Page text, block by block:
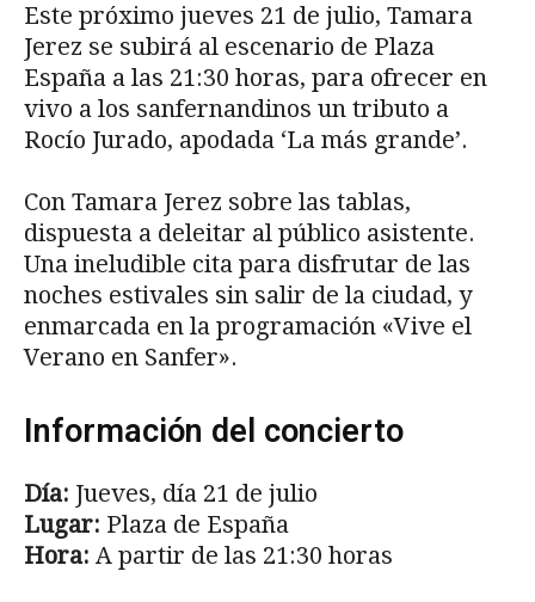
Este próximo jueves 21 de julio, Tamara
Jerez se subirá al escenario de Plaza
España a las 21:30 horas, para ofrecer en
vivo a los sanfernandinos un tributo a
Rocío Jurado, apodada ‘La más grande’.
Con Tamara Jerez sobre las tablas,
dispuesta a deleitar al público asistente.
Una ineludible cita para disfrutar de las
noches estivales sin salir de la ciudad, y
enmarcada en la programación «Vive el
Verano en Sanfer».
Información del concierto
Día: Jueves, día 21 de julio
Lugar: Plaza de España
Hora: A partir de las 21:30 horas